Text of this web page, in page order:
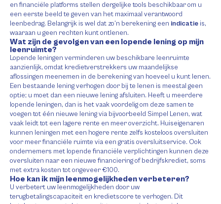
en financiële platforms stellen dergelijke tools beschikbaar om u
een eerste beeld te geven van het maximaal verantwoord
leenbedrag. Belangrijk is wel dat zo’n berekening een indicatie is,
waaraan u geen rechten kunt ontlenen.
Wat zijn de gevolgen van een lopende lening op mijn
leenruimte?
Lopende leningen verminderen uw beschikbare leenruimte
aanzienlijk, omdat kredietverstrekkers uw maandelijkse
aflossingen meenemen in de berekening van hoeveel u kunt lenen.
Een bestaande lening verhogen door bij te lenen is meestal geen
optie; u moet dan een nieuwe lening afsluiten. Heeft u meerdere
lopende leningen, dan is het vaak voordelig om deze samen te
voegen tot één nieuwe lening via bijvoorbeeld Simpel Lenen, wat
vaak leidt tot een lagere rente en meer overzicht. Huiseigenaren
kunnen leningen met een hogere rente zelfs kosteloos oversluiten
voor meer financiële ruimte via een gratis oversluitservice. Ook
ondernemers met lopende financiële verplichtingen kunnen deze
oversluiten naar een nieuwe financiering of bedrijfskrediet, soms
met extra kosten tot ongeveer €100.
Hoe kan ik mijn leenmogelijkheden verbeteren?
U verbetert uw leenmogelijkheden door uw
terugbetalingscapaciteit en kredietscore te verhogen. Dit